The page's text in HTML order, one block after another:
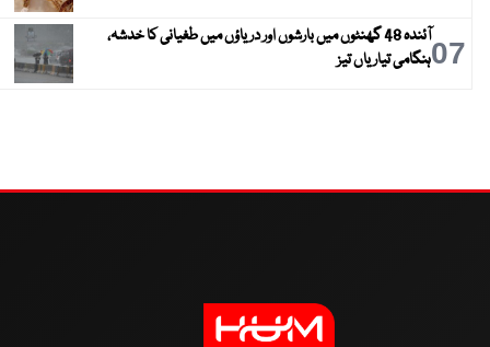
07
آئندہ 48 گھنٹوں میں بارشوں اور دریاؤں میں طغیانی کا خدشہ،
ہنگامی تیاریاں تیز